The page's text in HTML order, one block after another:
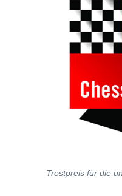
Trostpreis für die